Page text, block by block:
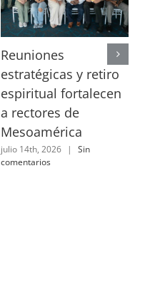
Reuniones
estratégicas y retiro
espiritual fortalecen
a rectores de
Mesoamérica
julio 14th, 2026 |
Sin
comentarios